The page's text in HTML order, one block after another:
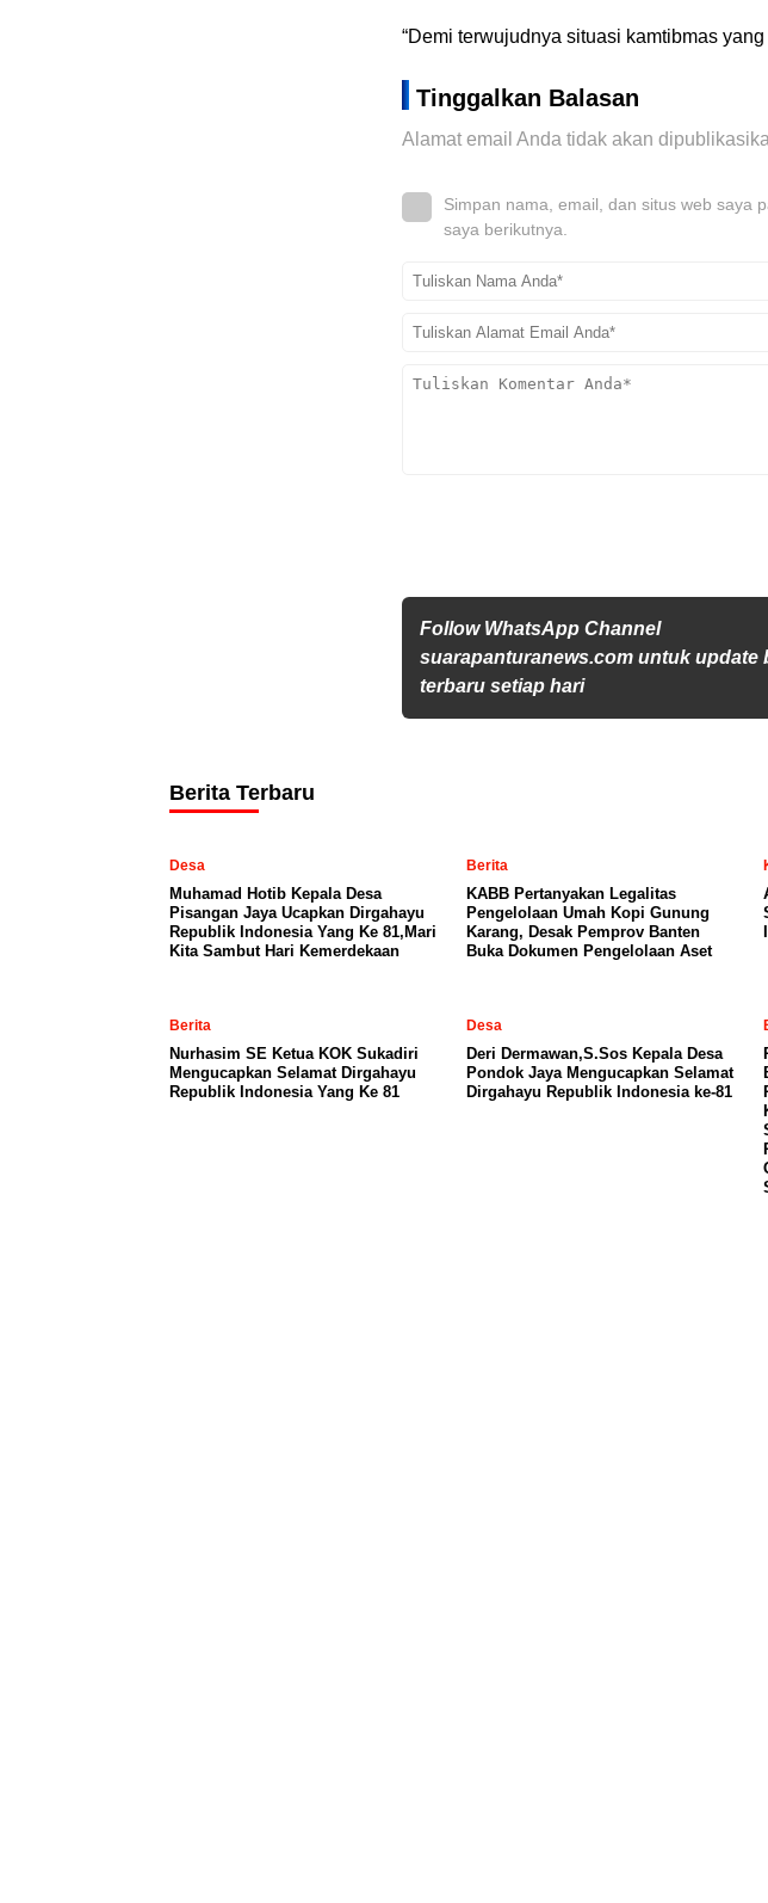
“Demi terwujudnya situasi kamtibmas
Tinggalkan Balasan
Alamat email Anda tidak akan
Simpan nama, email, dan situs web saya
saya berikutnya.
Follow WhatsApp Channel
suarapanturanews.com untuk update
terbaru setiap hari
Berita Terbaru
Desa
Muhamad Hotib Kepala Desa
Pisangan Jaya Ucapkan Dirgahayu
Republik Indonesia Yang Ke 81,Mari
Kita Sambut Hari Kemerdekaan
Berita
KABB Pertanyakan Legalitas
Pengelolaan Umah Kopi Gunung
Karang, Desak Pemprov Banten
Buka Dokumen Pengelolaan Aset
Berita
Nurhasim SE Ketua KOK Sukadiri
Mengucapkan Selamat Dirgahayu
Republik Indonesia Yang Ke 81
Desa
Deri Dermawan,S.Sos Kepala Desa
Pondok Jaya Mengucapkan Selamat
Dirgahayu Republik Indonesia ke-81